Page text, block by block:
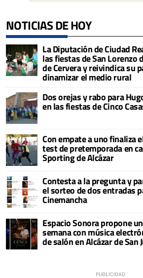
NOTICIAS DE HOY
La Diputación de Ciudad
las fiestas de San Lorenzo
de Cervera y reivindica su
dinamizar el medio rural
Dos orejas y rabo para
en las fiestas de Cinco
Con empate a uno finaliza
test de pretemporada en
Sporting de Alcázar
Contesta a la pregunta y
el sorteo de dos entradas
Cinemancha
Espacio Sonora propone
semana con música
de salón en Alcázar de San